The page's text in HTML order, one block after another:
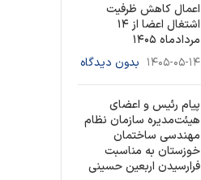
اعمال کاهش ظرفیت
اشتغال اعضا از ۱۴
مردادماه ۱۴۰۵
۱۴۰۵-۰۵-۱۴ بدون دیدگاه
پیام رئیس و اعضای
هیئت‌مدیره سازمان نظام
مهندسی ساختمان
خوزستان به مناسبت
فرارسیدن اربعین حسینی